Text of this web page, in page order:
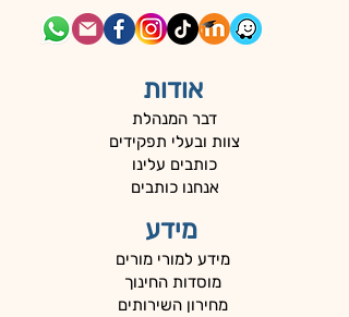
אודות
דבר המנהלת
צוות ובעלי תפקידים
כותבים עלינו
אנחנו כותבים
מידע
מידע למורי מורים
מוסדות החינוך
מחירון השירותים